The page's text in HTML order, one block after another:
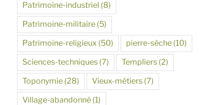
Patrimoine-industriel (8)
Patrimoine-militaire (5)
Patrimoine-religieux (50) pierre-sèche (10)
Sciences-techniques (7) Templiers (2)
Toponymie (28) Vieux-métiers (7)
Village-abandonné (1)